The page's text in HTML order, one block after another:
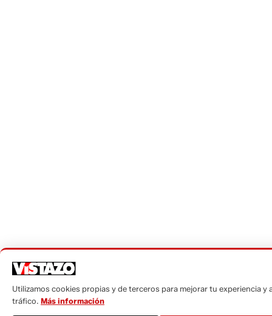
Utilizamos cookies propias y de terceros para mejorar tu experiencia y
tráfico. Más información